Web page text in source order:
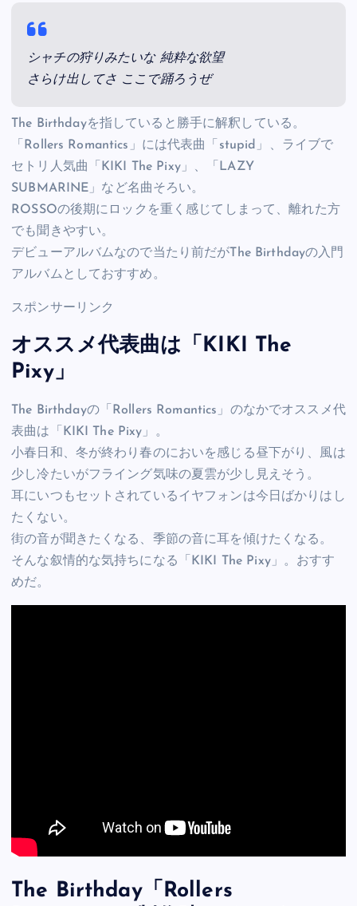
シャチの狩りみたいな 純粋な欲望
さらけ出してさ ここで踊ろうぜ
The Birthdayを指していると勝手に解釈している。
「Rollers Romantics」には代表曲「stupid」、ライブで
セトリ人気曲「KIKI The Pixy」、「LAZY
SUBMARINE」など名曲そろい。
ROSSOの後期にロックを重く感じてしまって、離れた方
でも聞きやすい。
デビューアルバムなので当たり前だがThe Birthdayの入門
アルバムとしておすすめ。
スポンサーリンク
オススメ代表曲は「KIKI The
Pixy」
The Birthdayの「Rollers Romantics」のなかでオススメ代
表曲は「KIKI The Pixy」。
小春日和、冬が終わり春のにおいを感じる昼下がり、風は
少し冷たいがフライング気味の夏雲が少し見えそう。
耳にいつもセットされているイヤフォンは今日ばかりはし
たくない。
街の音が聞きたくなる、季節の音に耳を傾けたくなる。
そんな叙情的な気持ちになる「KIKI The Pixy」。おすす
めだ。
The Birthday「Rollers